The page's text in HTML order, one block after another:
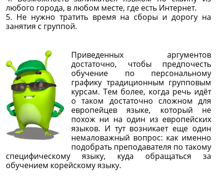
любого города, в любом месте, где есть Интернет.
5. Не нужно тратить время на сборы и дорогу на
занятия с группой.
Приведенных аргументов
достаточно, чтобы предпочесть
обучение по персональному
графику традиционным групповым
курсам. Тем более, когда речь идёт
о таком достаточно сложном для
европейцев языке, который не
похож ни на один из европейских
языков. И тут возникает еще один
немаловажный вопрос: как именно
подобрать преподавателя по такому
специфическому языку, куда обращаться за
обучением корейскому языку.